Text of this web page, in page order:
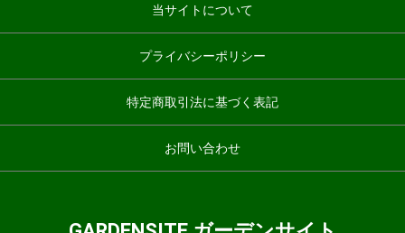
当サイトについて
プライバシーポリシー
特定商取引法に基づく表記
お問い合わせ